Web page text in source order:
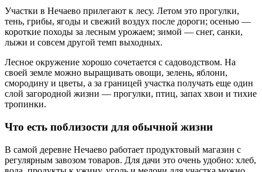
Участки в Нечаево прилегают к лесу. Летом это прогулки,
тень, грибы, ягоды и свежий воздух после дороги; осенью —
короткие походы за лесным урожаем; зимой — снег, санки,
лыжи и совсем другой темп выходных.
Лесное окружение хорошо сочетается с садоводством. На
своей земле можно выращивать овощи, зелень, яблони,
смородину и цветы, а за границей участка получать еще один
слой загородной жизни — прогулки, птиц, запах хвои и тихие
тропинки.
Что есть поблизости для обычной жизни
В самой деревне Нечаево работает продуктовый магазин с
регулярным завозом товаров. Для дачи это очень удобно: хлеб,